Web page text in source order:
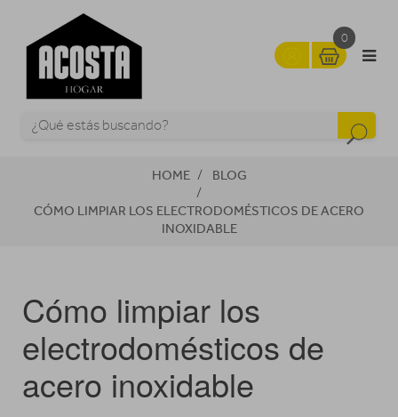
0
HOME BLOG
CÓMO LIMPIAR LOS ELECTRODOMÉSTICOS DE ACERO
INOXIDABLE
Cómo limpiar los
electrodomésticos de
acero inoxidable